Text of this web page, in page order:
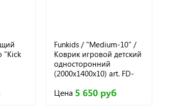
"Kick
Funkids / "Medium-10" /
Коврик игровой детский
односторонний
(2000х1400х10) art. FD-
Цена 5 650 руб